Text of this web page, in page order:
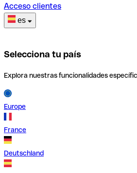
Acceso clientes
es
Selecciona tu país
Explora nuestras funcionalidades
Europe
France
Deutschland